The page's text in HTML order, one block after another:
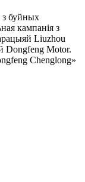
буйных
кампанія з
Liuzhou
Dongfeng Motor.
Chenglong»